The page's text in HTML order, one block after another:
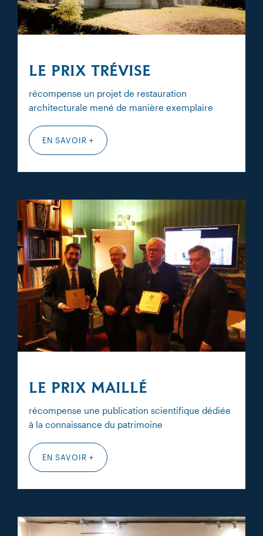
LE PRIX TRÉVISE
récompense un projet de restauration
architecturale mené de manière exemplaire
EN SAVOIR +
LE PRIX MAILLÉ
récompense une publication scientifique dédiée
à la connaissance du patrimoine
EN SAVOIR +